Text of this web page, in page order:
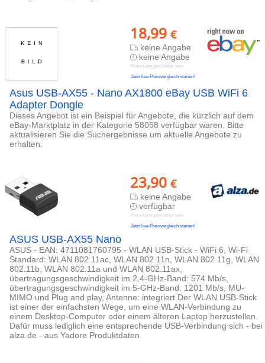
18,99 €
keine Angabe
keine Angabe
Preis kann jetzt höher sein
Jetzt live Preisvergleich starten!
Asus USB-AX55 - Nano AX1800 eBay USB WiFi 6
Adapter Dongle
Dieses Angebot ist ein Beispiel für Angebote, die kürzlich auf dem
eBay-Marktplatz in der Kategorie 58058 verfügbar waren. Bitte
aktualisieren Sie die Suchergebnisse um aktuelle Angebote zu
erhalten.
23,90 €
keine Angabe
verfügbar
Preis kann jetzt höher sein
Jetzt live Preisvergleich starten!
ASUS USB-AX55 Nano
ASUS - EAN: 4711081760795 - WLAN USB-Stick - WiFi 6, Wi-Fi
Standard: WLAN 802.11ac, WLAN 802.11n, WLAN 802.11g, WLAN
802.11b, WLAN 802.11a und WLAN 802.11ax,
übertragungsgeschwindigkeit im 2,4-GHz-Band: 574 Mb/s,
übertragungsgeschwindigkeit im 5-GHz-Band: 1201 Mb/s, MU-
MIMO und Plug and play, Antenne: integriert Der WLAN USB-Stick
ist einer der einfachsten Wege, um eine WLAN-Verbindung zu
einem Desktop-Computer oder einem älteren Laptop herzustellen.
Dafür muss lediglich eine entsprechende USB-Verbindung sich - bei
alza.de - aus Yadore Produktdaten